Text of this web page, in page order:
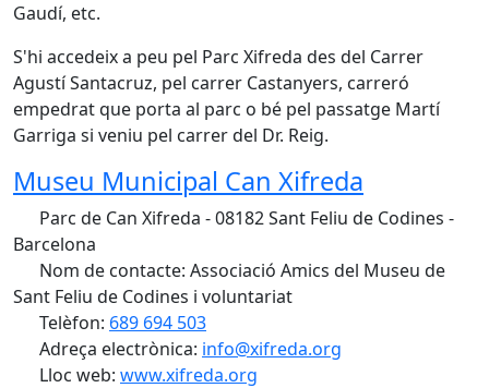
Gaudí, etc.
S'hi accedeix a peu pel Parc Xifreda des del Carrer
Agustí Santacruz, pel carrer Castanyers, carreró
empedrat que porta al parc o bé pel passatge Martí
Garriga si veniu pel carrer del Dr. Reig.
Museu Municipal Can Xifreda
Parc de Can Xifreda - 08182 Sant Feliu de Codines -
Barcelona
Nom de contacte: Associació Amics del Museu de
Sant Feliu de Codines i voluntariat
Telèfon: 689 694 503
Adreça electrònica: info@xifreda.org
Lloc web: www.xifreda.org